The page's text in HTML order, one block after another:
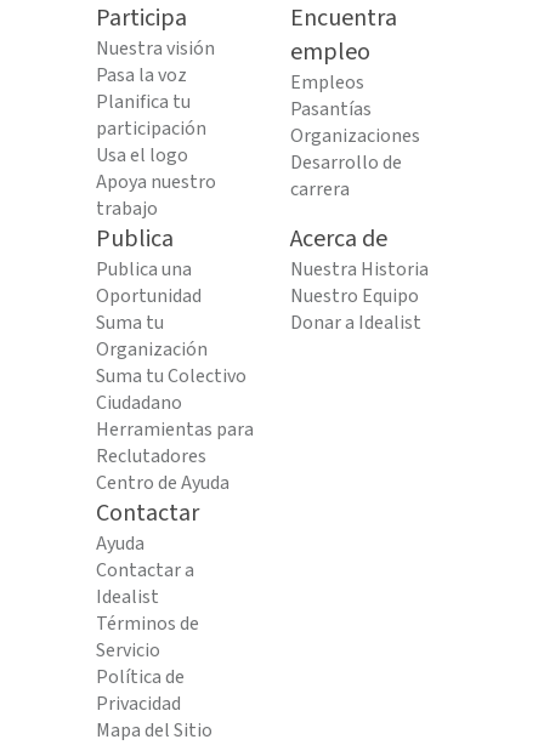
Participa
Nuestra visión
Pasa la voz
Planifica tu
participación
Usa el logo
Apoya nuestro
trabajo
Encuentra
empleo
Empleos
Pasantías
Organizaciones
Desarrollo de
carrera
Publica
Publica una
Oportunidad
Suma tu
Organización
Suma tu Colectivo
Ciudadano
Herramientas para
Reclutadores
Centro de Ayuda
Acerca de
Nuestra Historia
Nuestro Equipo
Donar a Idealist
Contactar
Ayuda
Contactar a
Idealist
Términos de
Servicio
Política de
Privacidad
Mapa del Sitio